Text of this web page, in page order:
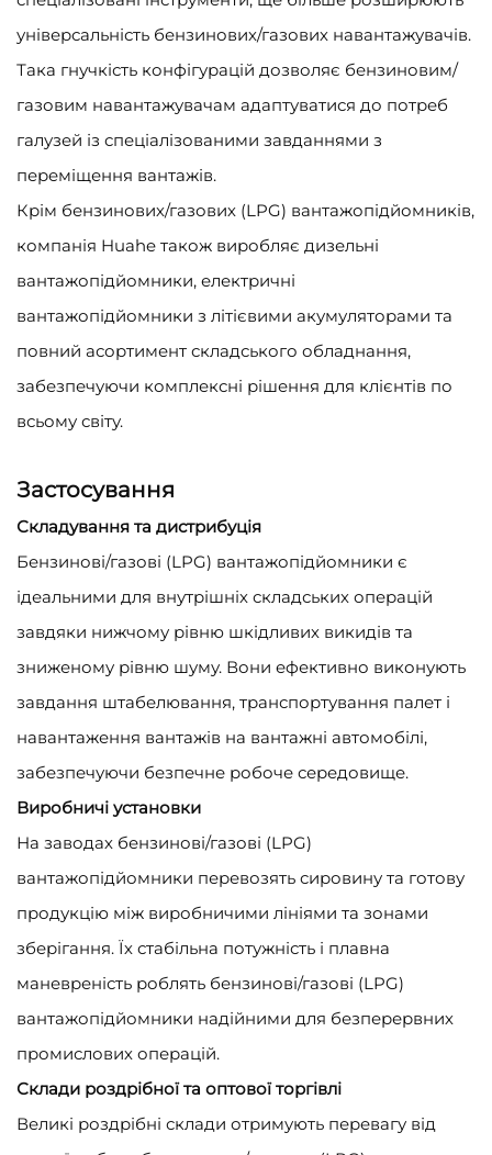
універсальність бензинових/газових навантажувачів.
Така гнучкість конфігурацій дозволяє бензиновим/
газовим навантажувачам адаптуватися до потреб
галузей із спеціалізованими завданнями з
переміщення вантажів.
Крім бензинових/газових (LPG) вантажопідйомників,
компанія Huahe також виробляє дизельні
вантажопідйомники, електричні
вантажопідйомники з літієвими акумуляторами та
повний асортимент складського обладнання,
забезпечуючи комплексні рішення для клієнтів по
всьому світу.
Застосування
Складування та дистрибуція
Бензинові/газові (LPG) вантажопідйомники є
ідеальними для внутрішніх складських операцій
завдяки нижчому рівню шкідливих викидів та
зниженому рівню шуму. Вони ефективно виконують
завдання штабелювання, транспортування палет і
навантаження вантажів на вантажні автомобілі,
забезпечуючи безпечне робоче середовище.
Виробничі установки
На заводах бензинові/газові (LPG)
вантажопідйомники перевозять сировину та готову
продукцію між виробничими лініями та зонами
зберігання. Їх стабільна потужність і плавна
маневреність роблять бензинові/газові (LPG)
вантажопідйомники надійними для безперервних
промислових операцій.
Склади роздрібної та оптової торгівлі
Великі роздрібні склади отримують перевагу від